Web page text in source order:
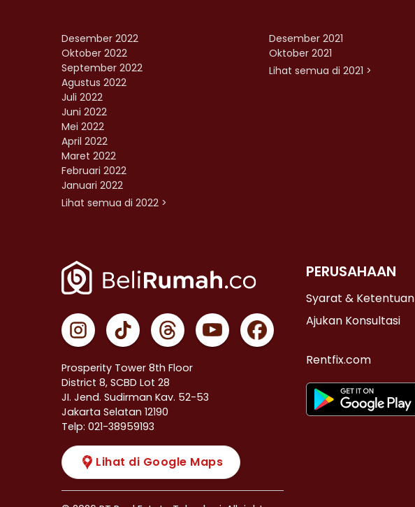
Desember 2022
Oktober 2022
September 2022
Agustus 2022
Juli 2022
Juni 2022
Mei 2022
April 2022
Maret 2022
Februari 2022
Januari 2022
Lihat semua di 2022 >
Desember 2021
Oktober 2021
Lihat semua di 2021 >
Prosperity Tower 8th Floor
District 8, SCBD Lot 28
JI. Jend. Sudirman Kav. 52-53
Jakarta Selatan 12190
Telp: 021-38959193
Lihat di Google Maps
PERUSAHAAN
Syarat & Ketentuan
Ajukan Konsultasi
Rentfix.com